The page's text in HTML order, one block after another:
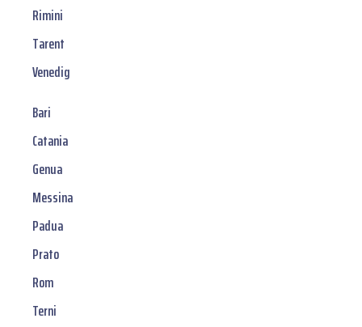
Rimini
Tarent
Venedig
Bari
Catania
Genua
Messina
Padua
Prato
Rom
Terni